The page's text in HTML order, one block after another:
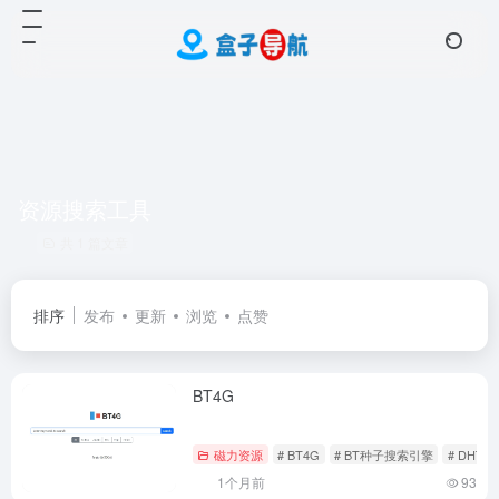
排序 发布 更新 浏览 点赞
BT4G
磁力资源 # BT4G # BT种子搜索引擎 # DHT搜
1个月前 93